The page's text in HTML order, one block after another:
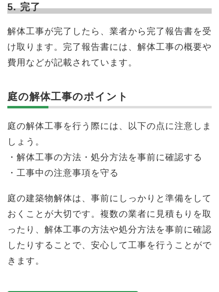
5. 完了
解体工事が完了したら、業者から完了報告書を受
け取ります。完了報告書には、解体工事の概要や
費用などが記載されています。
庭の解体工事のポイント
庭の解体工事を行う際には、以下の点に注意しま
しょう。
・解体工事の方法・処分方法を事前に確認する
・工事中の注意事項を守る
庭の建築物解体は、事前にしっかりと準備をして
おくことが大切です。複数の業者に見積もりを取
ったり、解体工事の方法や処分方法を事前に確認
したりすることで、安心して工事を行うことがで
きます。